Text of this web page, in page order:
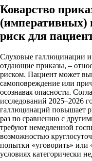
Коварство
(императивных)
риск для
Слуховые галлюцинации
отдающие приказы, –
риском. Пациент может
самоповреждение или
осознавая опасности.
исследований 2025–2026
галлюцинаций повышает
раз по сравнению с
требуют немедленной
возможностью
попытки «уговорить» или
условиях категорически